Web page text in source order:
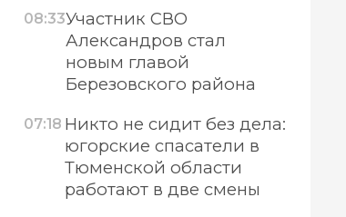
08:33Участник СВО
Александров стал
новым главой
Березовского района
07:18 Никто не сидит без дела:
югорские спасатели в
Тюменской области
работают в две смены